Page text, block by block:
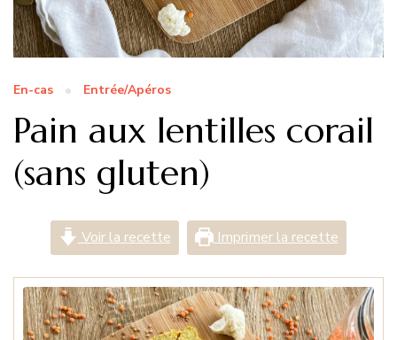
En-cas Entrée/Apéros
Pain aux lentilles corail
(sans gluten)
Voir la recette Imprimer la recette